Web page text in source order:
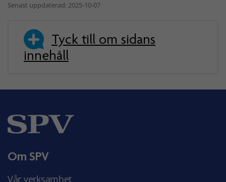
Senast uppdaterad: 2025-10-07
Tyck till om sidans
innehåll
Om SPV
Vår verksamhet